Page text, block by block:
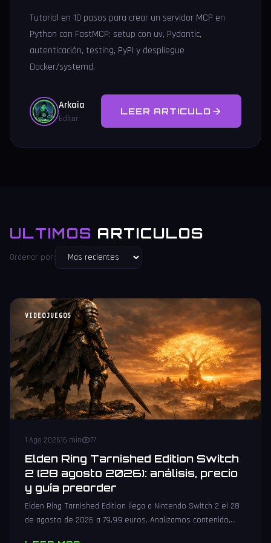
Tutorial en 10 pasos para crear un servidor MCP en
Python con FastMCP: setup con uv, Pydantic,
autenticación, testing, PyPI y despliegue
Docker/systemd.
Arkaia
Editor
LEER ARTICULO
ULTIMOS ARTICULOS
Ordenar por:
VIDEOJUEGOS
1 Ago 202616 min 77
Elden Ring Tarnished Edition Switch
2 (28 agosto 2026): análisis, precio
y guía preorder
Elden Ring Tarnished Edition llega a Nintendo Switch 2 el 28
de agosto de 2026 a 79,99 euros. Analizamos contenido,